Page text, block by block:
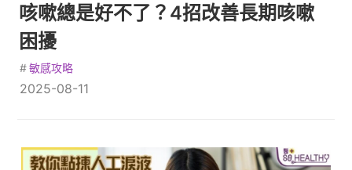
咳嗽總是好不了？4招改善長期咳嗽
困擾
# 敏感攻略
2025-08-11